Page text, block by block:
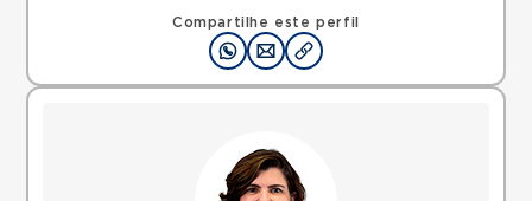
Compartilhe este perfil